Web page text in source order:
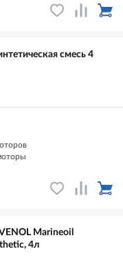
смесь 4
Marineoil
4л